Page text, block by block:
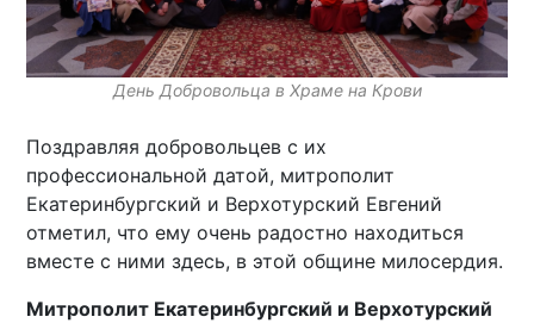
День Добровольца в Храме на Крови
Поздравляя добровольцев с их
профессиональной датой, митрополит
Екатеринбургский и Верхотурский Евгений
отметил, что ему очень радостно находиться
вместе с ними здесь, в этой общине милосердия.
Митрополит Екатеринбургский и Верхотурский